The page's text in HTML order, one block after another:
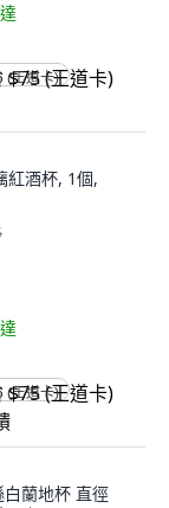
(王道卡)
紅酒杯, 1個,
(王道卡)
蘭地杯 直徑